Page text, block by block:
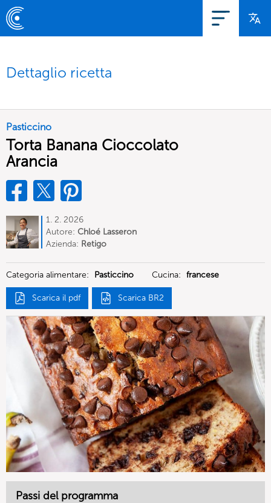
Dettaglio ricetta
Pasticcino
Torta Banana Cioccolato
Arancia
1. 2. 2026
Autore: Chloé Lasseron
Azienda: Retigo
Categoria alimentare: Pasticcino Cucina: francese
Scarica il pdf Scarica BR2
Passi del programma